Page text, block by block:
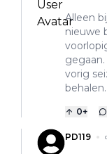
Alleen
nieuwe
vorig
behalen.
0+
PD119